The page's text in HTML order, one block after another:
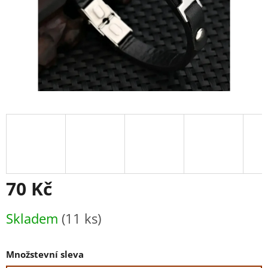
70 Kč
cena:
Skladem (11 ks)
Množstevní sleva